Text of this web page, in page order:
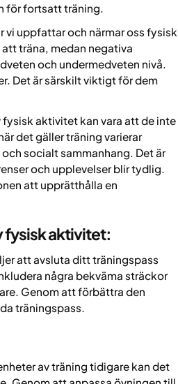
för fortsatt träning.
vi uppfattar och närmar oss fysisk
träna, medan negativa
och undermedveten nivå.
Det är särskilt viktigt för dem
fysisk aktivitet kan vara att de inte
det gäller träning varierar
socialt sammanhang. Det är
och upplevelser blir tydlig.
att upprätthålla en
fysisk aktivitet:
att avsluta ditt träningspass
några bekväma sträckor
Genom att förbättra den
träningspass.
av träning tidigare kan det